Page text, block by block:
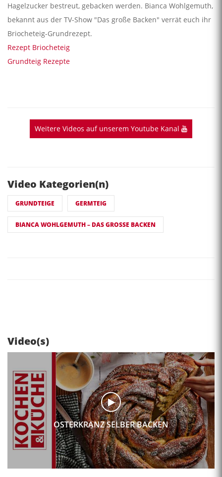
Hagelzucker bestreut, gebacken werden. Bianca Wohlgemuth,
bekannt aus der TV-Show "Das große Backen" verrät euch ihr
Briocheteig-Grundrezept.
Rezept Briocheteig
Grundteig Rezepte
Weitere Videos auf unserem Youtube Kanal
Video Kategorien(n)
GRUNDTEIGE GERMTEIG
BIANCA WOHLGEMUTH – DAS GROSSE BACKEN
Video(s)
OSTERKRANZ SELBER BACKEN